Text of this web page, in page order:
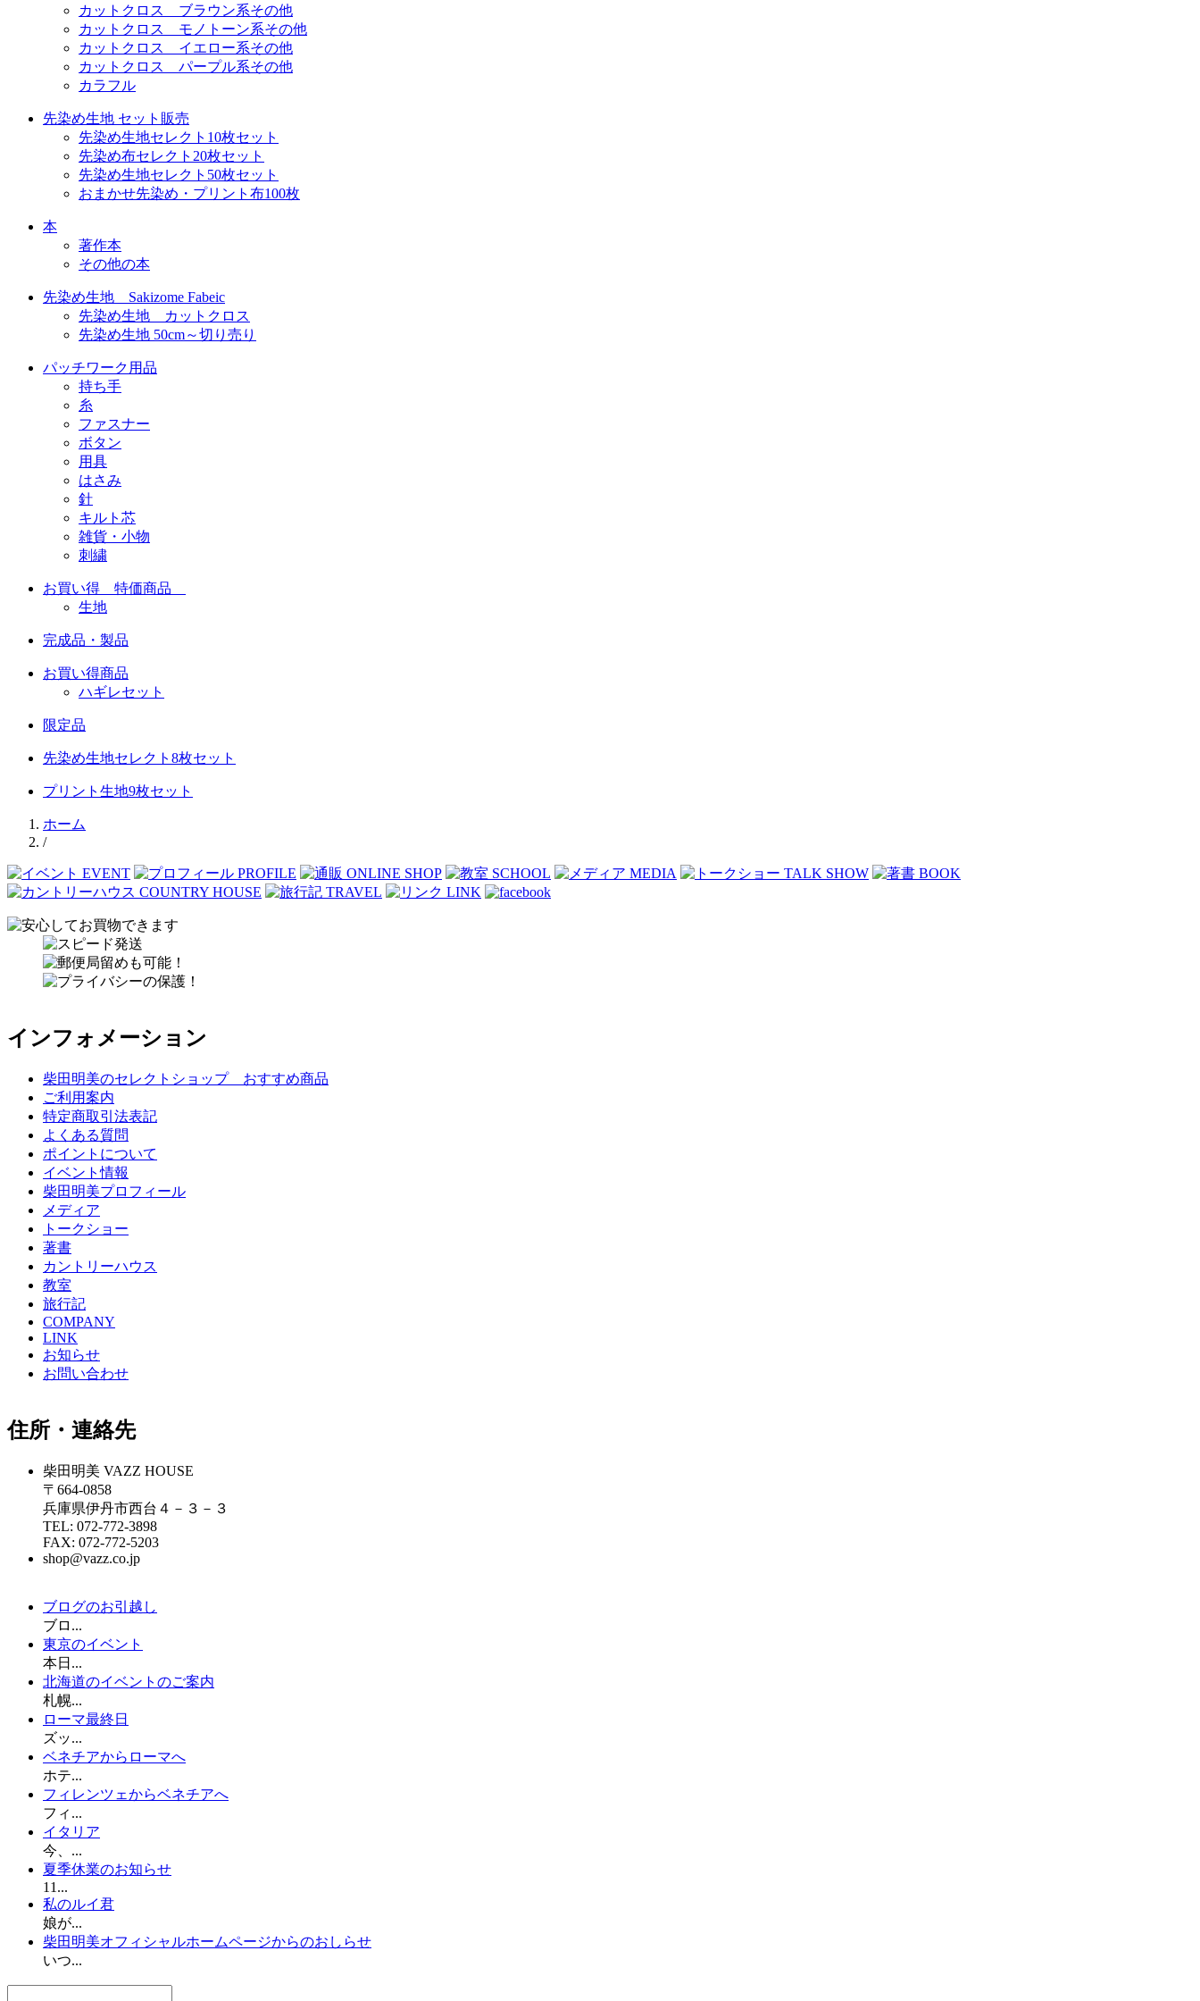
カットクロス ブラウン系その他
カットクロス モノトーン系その他
カットクロス イエロー系その他
カットクロス パープル系その他
カラフル
先染め生地 セット販売
先染め生地セレクト10枚セット
先染め布セレクト20枚セット
先染め生地セレクト50枚セット
おまかせ先染め・プリント布100枚
本
著作本
その他の本
先染め生地 Sakizome Fabeic
先染め生地 カットクロス
先染め生地 50cm～切り売り
パッチワーク用品
持ち手
糸
ファスナー
ボタン
用具
はさみ
針
キルト芯
雑貨・小物
刺繍
お買い得 特価商品
生地
完成品・製品
お買い得商品
ハギレセット
限定品
先染め生地セレクト8枚セット
プリント生地9枚セット
ホーム
/
インフォメーション
柴田明美のセレクトショップ おすすめ商品
ご利用案内
特定商取引法表記
よくある質問
ポイントについて
イベント情報
柴田明美プロフィール
メディア
トークショー
著書
カントリーハウス
教室
旅行記
COMPANY
LINK
お知らせ
お問い合わせ
住所・連絡先
柴田明美 VAZZ HOUSE
〒664-0858
兵庫県伊丹市西台４－３－３
TEL: 072-772-3898
FAX: 072-772-5203
shop@vazz.co.jp
ブログのお引越し
ブロ...
東京のイベント
本日...
北海道のイベントのご案内
札幌...
ローマ最終日
ズッ...
ベネチアからローマへ
ホテ...
フィレンツェからベネチアへ
フィ...
イタリア
今、...
夏季休業のお知らせ
11...
私のルイ君
娘が...
柴田明美オフィシャルホームページからのおしらせ
いつ...